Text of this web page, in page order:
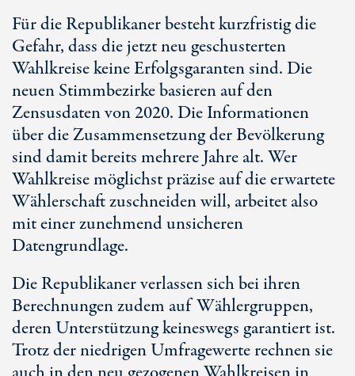
Für die Republikaner besteht kurzfristig die
Gefahr, dass die jetzt neu geschusterten
Wahlkreise keine Erfolgsgaranten sind. Die
neuen Stimmbezirke basieren auf den
Zensusdaten von 2020. Die Informationen
über die Zusammensetzung der Bevölkerung
sind damit bereits mehrere Jahre alt. Wer
Wahlkreise möglichst präzise auf die erwartete
Wählerschaft zuschneiden will, arbeitet also
mit einer zunehmend unsicheren
Datengrundlage.
Die Republikaner verlassen sich bei ihren
Berechnungen zudem auf Wählergruppen,
deren Unterstützung keineswegs garantiert ist.
Trotz der niedrigen Umfragewerte rechnen sie